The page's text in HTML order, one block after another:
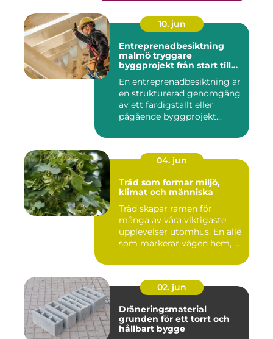
10. jun
Entreprenadbesiktning
malmö tryggare
byggprojekt från start till
En entreprenadbesiktning är
en strukturerad genomgång
av ett färdigställt eller
pågående byggprojekt...
04. jun
Träd som formar miljö,
klimat och människa
Träd skapar ramen för
många av våra viktigaste
upplevelser utomhus. En allé
som markerar vägen hem, ...
02. jun
Dräneringsmaterial
grunden för ett torrt och
hållbart bygge